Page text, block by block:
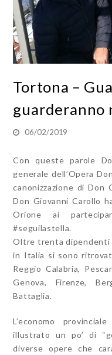
Tortona –
guarderanno
06/02/2019
Con queste parole
generale dell’Opera
canonizzazione di Don
Don Giovanni Carollo
Orione ai
#seguilastella.
Oltre trenta dipendenti
in Italia si sono
Reggio Calabria,
Genova, Firenze,
Battaglia.
L’economo
illustrato un po’ di
diverse opere che